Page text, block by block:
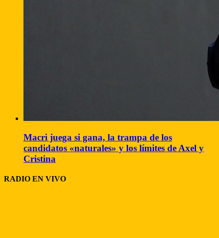
Macri juega si gana, la trampa de los
candidatos «naturales» y los límites de Axel y
Cristina
RADIO EN VIVO